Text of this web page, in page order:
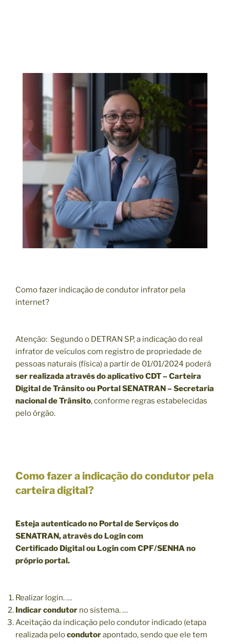
Como fazer indicação de condutor infrator pela
internet?
Atenção: Segundo o DETRAN SP, a indicação do real
infrator de veículos com registro de propriedade de
pessoas naturais (física) a partir de 01/01/2024 poderá
ser realizada através do aplicativo CDT – Carteira
Digital de Trânsito ou Portal SENATRAN – Secretaria
nacional de Trânsito, conforme regras estabelecidas
pelo órgão.
Como fazer a indicação do condutor pela
carteira digital?
Esteja autenticado no Portal de Serviços do
SENATRAN, através do Login com
Certificado Digital ou Login com CPF/SENHA no
próprio portal.
Realizar login. …
Indicar condutor no sistema. …
Aceitação da indicação pelo condutor indicado (etapa
realizada pelocondutorapontado, sendo que ele tem